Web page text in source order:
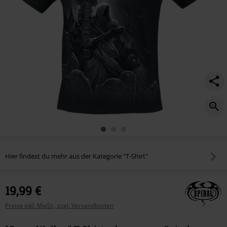
Hier findest du mehr aus der Kategorie "T-Shirt"
19,99 €
Preise inkl. MwSt., zzgl. Versandkosten